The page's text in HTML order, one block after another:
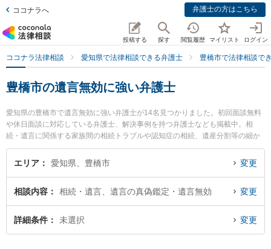
ココナラへ 弁護士の方はこちら
投稿する 探す 閲覧履歴 マイリスト ログイン
ココナラ法律相談 愛知県で法律相談できる弁護士 豊橋市で法律相談で
豊橋市の遺言無効に強い弁護士
愛知県の豊橋市で遺言無効に強い弁護士が14名見つかりました。初回面談無料
や休日面談に対応している弁護士、解決事例を持つ弁護士なども掲載中。相
続・遺言に関係する家族間の相続トラブルや認知症の相続、遺産分割等の細か
な分野での絞り込み検索もでき便利です。特に弁護士法人名城法律事務所 豊橋
事務所の梅村 直也弁護士や豊橋みらい法律事務所の鴨下 卓治弁護士、旭合同法
ルを今すぐに弁護士に相談したい』『遺言無効のトラブル解決の実績豊富な近
くの弁護士を検索したい』『初回相談無料で遺言無効を法律相談できる豊橋市
内の弁護士に相談予約したい』などでお困りの相談者さんにおすすめです。
エリア 愛知県、豊橋市 変更
相談内容 相続・遺言、遺言の真偽鑑定・遺言無効 変更
詳細条件 未選択 変更